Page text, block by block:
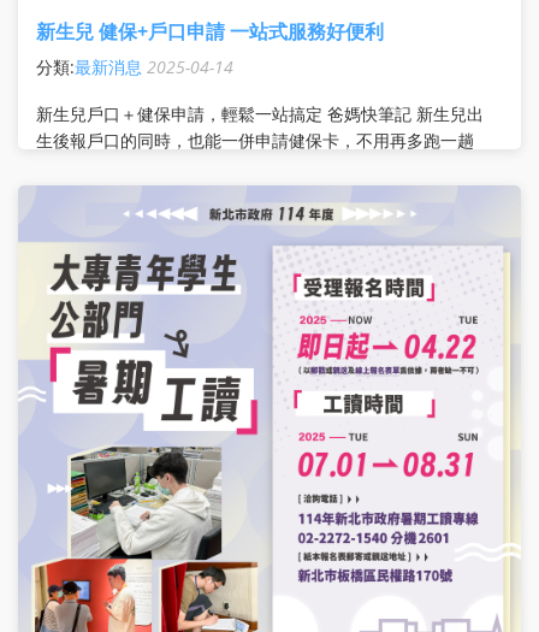
新生兒 健保+戶口申請 一站式服務好便利
分類:最新消息 2025-04-14
新生兒戶口＋健保申請，輕鬆一站搞定 爸媽快筆記 新生兒出
生後報戶口的同時，也能一併申請健保卡，不用再多跑一趟
辦理出生登記，可